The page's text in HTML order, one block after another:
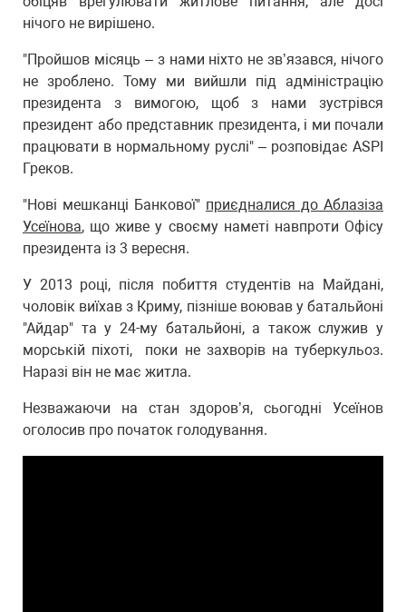
нічого не вирішено.
"Пройшов місяць – з нами ніхто не зв’язався, нічого
не зроблено. Тому ми вийшли під адміністрацію
президента з вимогою, щоб з нами зустрівся
президент або представник президента, і ми почали
працювати в нормальному руслі" – розповідає ASPI
Греков.
"Нові мешканці Банкової" приєдналися до Аблазіза
Усеїнова, що живе у своєму наметі навпроти Офісу
президента із 3 вересня.
У 2013 році, після побиття студентів на Майдані,
чоловік виїхав з Криму, пізніше воював у батальйоні
"Айдар" та у 24-му батальйоні, а також служив у
морській піхоті, поки не захворів на туберкульоз.
Наразі він не має житла.
Незважаючи на стан здоров’я, сьогодні Усеїнов
оголосив про початок голодування.